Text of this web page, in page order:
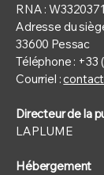
RNA :
Adresse du
33600 Pessac
Téléphone : +33
Courriel :
Directeur de la
LAPLUME
Hébergement